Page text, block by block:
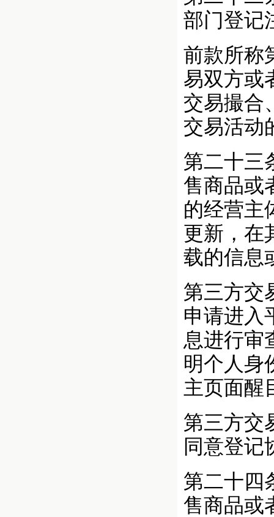
部门登记
前款所称
易双方或
交易撮合
交易活动
第二十三
售商品或
的经营主
更新，在
载的信息
第三方交
申请进入
息进行审
明个人身
主页面醒
第三方交
同意登记
第二十四
售商品或